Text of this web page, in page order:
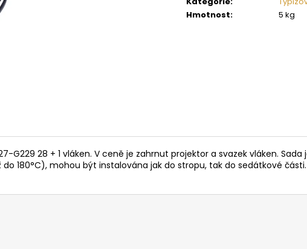
Hmotnost: 5 kg
G229 28 + 1 vláken. V ceně je zahrnut projektor a svazek vláken.
180°C), mohou být instalována jak do stropu, tak do sedátkové
SAUNOVÁ KAMNA NA DŘEVO HARVIA SAUNOVÁ